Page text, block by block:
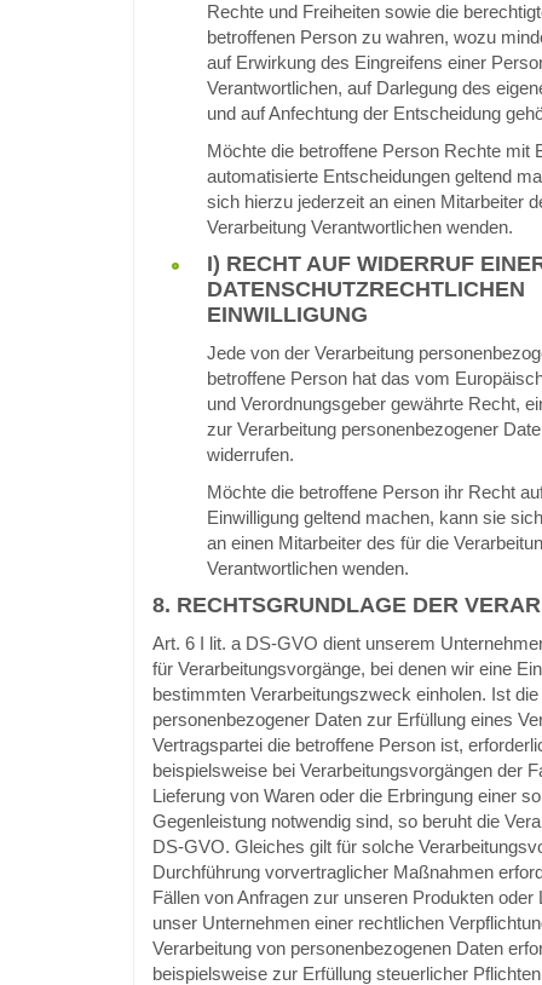
Rechte und Freiheiten sowie die
betroffenen Person zu wahren, wozu
auf Erwirkung des Eingreifens einer
Verantwortlichen, auf Darlegung des
und auf Anfechtung der Entscheidung
Möchte die betroffene Person Rechte mit
automatisierte Entscheidungen geltend
sich hierzu jederzeit an einen Mitarbeiter
Verarbeitung Verantwortlichen wenden.
I) RECHT AUF WIDERRUF
DATENSCHUTZRECHTLICHEN
EINWILLIGUNG
Jede von der Verarbeitung
betroffene Person hat das vom
und Verordnungsgeber gewährte Recht,
zur Verarbeitung personenbezogener
widerrufen.
Möchte die betroffene Person ihr Recht
Einwilligung geltend machen, kann sie
an einen Mitarbeiter des für die
Verantwortlichen wenden.
8. RECHTSGRUNDLAGE DER
Art. 6 I lit. a DS-GVO dient unserem
für Verarbeitungsvorgänge, bei denen wir eine
bestimmten Verarbeitungszweck einholen. Ist
personenbezogener Daten zur Erfüllung eines
Vertragspartei die betroffene Person ist,
beispielsweise bei Verarbeitungsvorgängen der
Lieferung von Waren oder die Erbringung einer
Gegenleistung notwendig sind, so beruht die
DS-GVO. Gleiches gilt für solche
Durchführung vorvertraglicher Maßnahmen
Fällen von Anfragen zur unseren Produkten oder
unser Unternehmen einer rechtlichen
Verarbeitung von personenbezogenen Daten
beispielsweise zur Erfüllung steuerlicher